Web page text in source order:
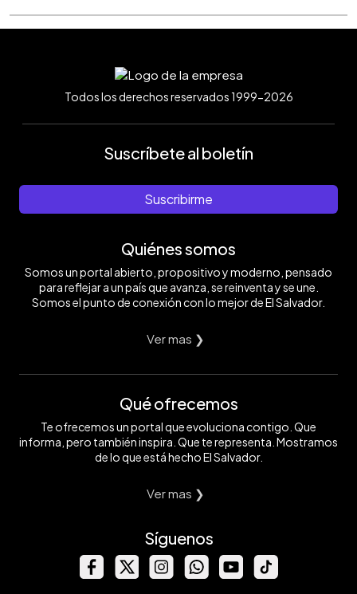
Todos los derechos reservados 1999-2026
Suscríbete al boletín
Suscribirme
Quiénes somos
Somos un portal abierto, propositivo y moderno, pensado
para reflejar a un país que avanza, se reinventa y se une.
Somos el punto de conexión con lo mejor de El Salvador.
Ver mas ❯
Qué ofrecemos
Te ofrecemos un portal que evoluciona contigo. Que
informa, pero también inspira. Que te representa. Mostramos
de lo que está hecho El Salvador.
Ver mas ❯
Síguenos